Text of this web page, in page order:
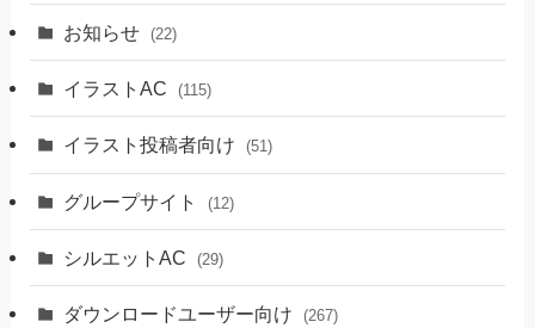
お知らせ (22)
イラストAC (115)
イラスト投稿者向け (51)
グループサイト (12)
シルエットAC (29)
ダウンロードユーザー向け (267)